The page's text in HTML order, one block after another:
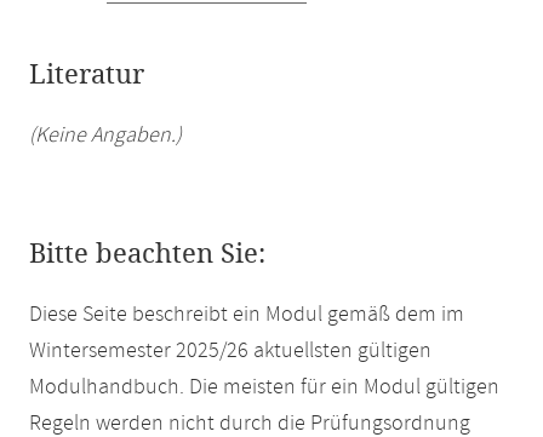
Literatur
(Keine Angaben.)
Bitte beachten Sie:
Diese Seite beschreibt ein Modul gemäß dem im
Wintersemester 2025/26 aktuellsten gültigen
Modulhandbuch. Die meisten für ein Modul gültigen
Regeln werden nicht durch die Prüfungsordnung